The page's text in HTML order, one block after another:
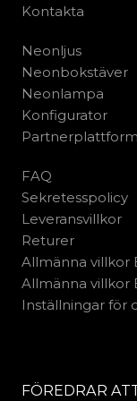
Kontakta
Neonljus
Neonbokstäver
Neonlampa
Konfigurator
Partnerplattform
FAQ
Sekretesspolicy
Leveransvillkor
Returer
Allmänna villkor
Allmänna villkor
Inställningar för
FÖREDRAR